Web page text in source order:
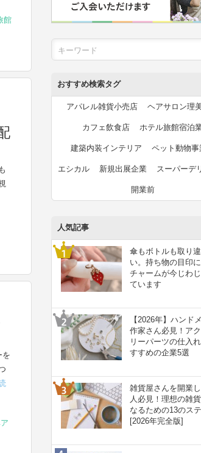
館
を
おすすめ検索タグ
アパレル雑貨小売店 ヘアサロン理
カフェ飲食店 ホテル旅館宿泊
建築内装インテリア ペット動物事
エシカル 新規出展企業 スーパーデ
開業前
人気記事
傘もボトルも取り
い。持ち物の目印
チャームが今じわ
ています
【2026年】ハンド
作家さん必見！ア
リーパーツの仕入
すすめの企業5選
雑貨屋さんを開業
人必見！理想の雑
なるための13のス
[2026年完全版]